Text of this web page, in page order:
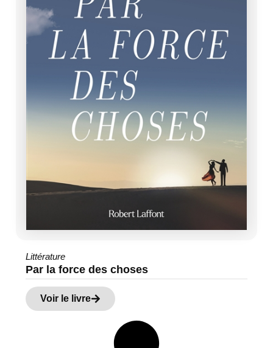
Littérature
Par la force des choses
Voir le livre